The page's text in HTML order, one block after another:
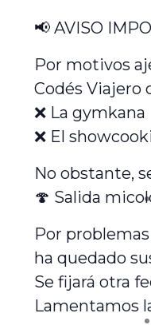
📢 AVISO
Por motivos
Codés Viajero
❌ La gymkana
❌ El
No obstante,
🍄 Salida
Por
ha quedado
Se fijará otra
Lamentamos